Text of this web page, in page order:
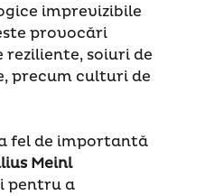
imprevizibile
provocări
soiuri de
precum culturi de
fel de importantă
Meinl
pentru a